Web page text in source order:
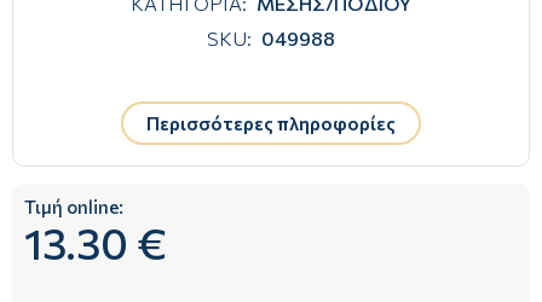
SKU: 049988
Περισσότερες πληροφορίες
Τιμή online:
13.30 €